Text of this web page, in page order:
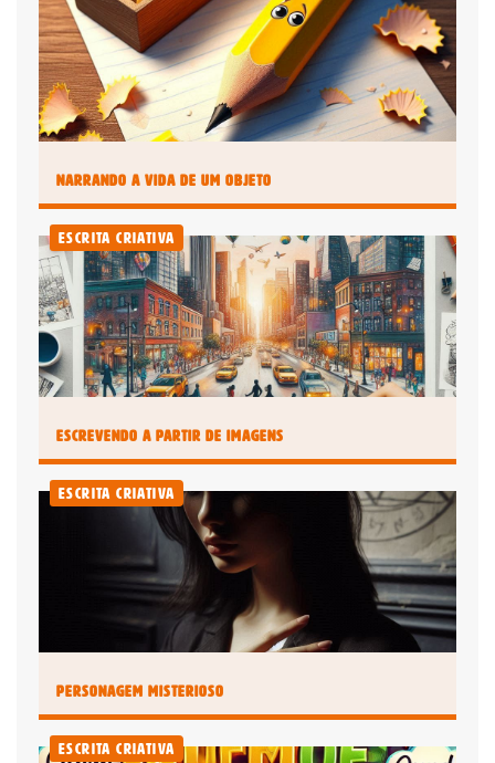
Narrando a Vida de um Objeto
Escrita Criativa
Escrevendo a partir de Imagens
Escrita Criativa
Personagem Misterioso
Escrita Criativa